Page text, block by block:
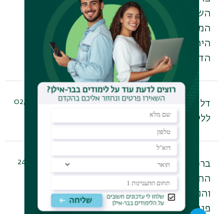
השתקפות התנ"ך בזמר העברי
המתחדש הפקולטה למדעי
היהדות ( במסגרת פרויקט 'בימת
הדקן' תשפ"ו)
דלת פתוחה עולמות - ביה"ס
ללימודי יהדות ותרבות ישראלית
02/02/2026
ברכות לפרופ' איל רגב על ספרו
החדש 'יהודים אחרים - ישו
והנוצרים הראשונים במבט
פנים־יהודי', בהוצאת ידיעות
24/12/2025
- 18:36